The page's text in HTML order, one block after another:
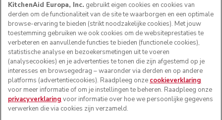
KitchenAid Europa, Inc. gebruikt eigen cookies en cookies van
derden om de functionaliteit van de site te waarborgen en een optimale
browse-ervaring te bieden (strikt noodzakelijke cookies). Met jouw
toestemming gebruiken we ook cookies om de websiteprestaties te
verbeteren en aanvullende functies te bieden (functionele cookies),
statistische analyse en bezoekersmetingen uit te voeren
(analysecookies) en je advertenties te tonen die zijn afgestemd op je
interesses en browsegedrag – waaronder via derden en op andere
platforms (advertentiecookies). Raadpleeg onze cookieverklaring
voor meer informatie of om je instellingen te beheren. Raadpleeg onze
privacyverklaring voor informatie over hoe we persoonlijke gegevens
verwerken die via cookies zijn verzameld.